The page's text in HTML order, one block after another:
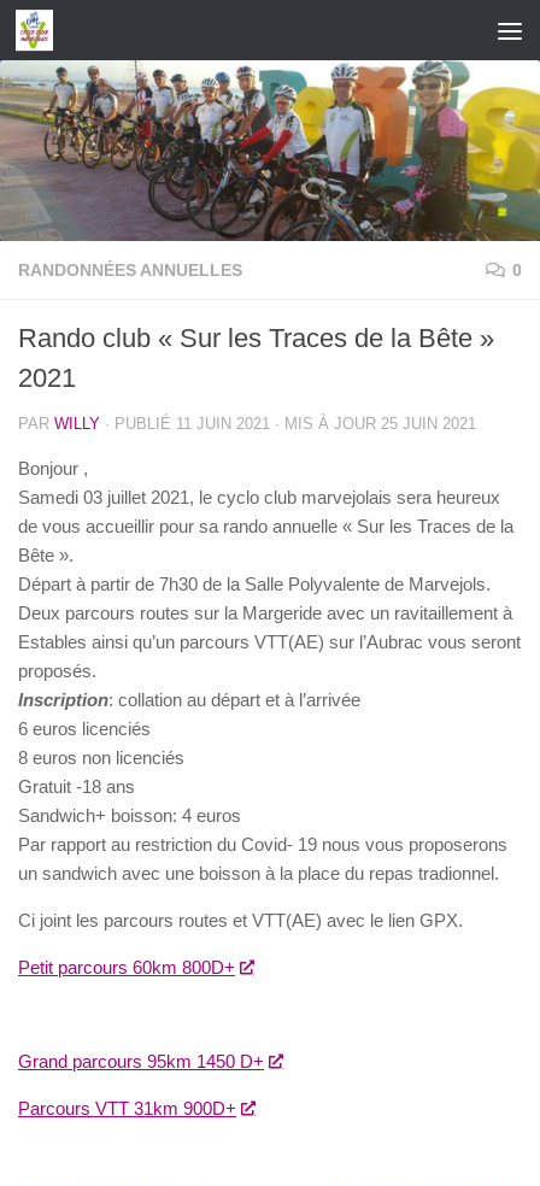
Skip to content
RANDONNÉES ANNUELLES 0
Rando club « Sur les Traces de la Bête »
2021
PAR WILLY · PUBLIÉ 11 JUIN 2021 · MIS À JOUR 25 JUIN 2021
Bonjour ,
Samedi 03 juillet 2021, le cyclo club marvejolais sera heureux
de vous accueillir pour sa rando annuelle « Sur les Traces de la
Bête ».
Départ à partir de 7h30 de la Salle Polyvalente de Marvejols.
Deux parcours routes sur la Margeride avec un ravitaillement à
Estables ainsi qu’un parcours VTT(AE) sur l’Aubrac vous seront
proposés.
Inscription: collation au départ et à l’arrivée
6 euros licenciés
8 euros non licenciés
Gratuit -18 ans
Sandwich+ boisson: 4 euros
Par rapport au restriction du Covid- 19 nous vous proposerons
un sandwich avec une boisson à la place du repas tradionnel.
Ci joint les parcours routes et VTT(AE) avec le lien GPX.
Petit parcours 60km 800D+
Grand parcours 95km 1450 D+
Parcours VTT 31km 900D+